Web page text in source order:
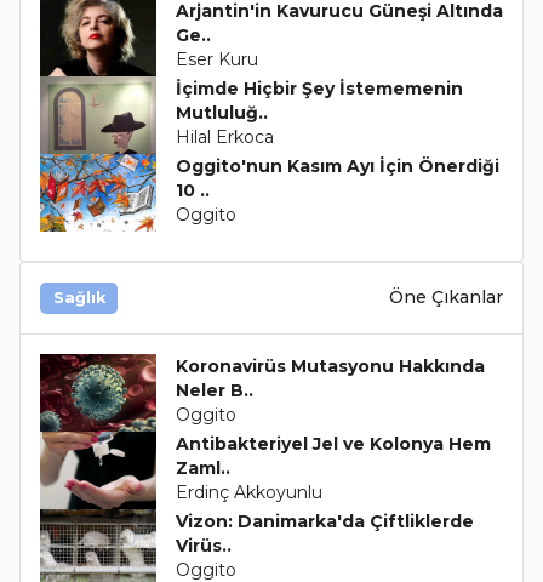
Arjantin'in Kavurucu Güneşi Altında
Ge..
Eser Kuru
İçimde Hiçbir Şey İstememenin
Mutluluğ..
Hilal Erkoca
Oggito'nun Kasım Ayı İçin Önerdiği
10 ..
Oggito
Sağlık Öne Çıkanlar
Koronavirüs Mutasyonu Hakkında
Neler B..
Oggito
Antibakteriyel Jel ve Kolonya Hem
Zaml..
Erdinç Akkoyunlu
Vizon: Danimarka'da Çiftliklerde
Virüs..
Oggito